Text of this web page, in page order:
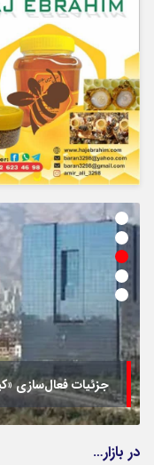
جزئیات فعال‌سازی
در بازار…